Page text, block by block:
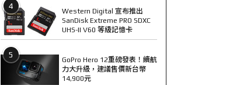
4
Western Digital 宣布推出
SanDisk Extreme PRO SDXC
UHS-II V60 等級記憶卡
5
GoPro Hero 12重磅發表！續航
力大升級，建議售價新台幣
14,900元